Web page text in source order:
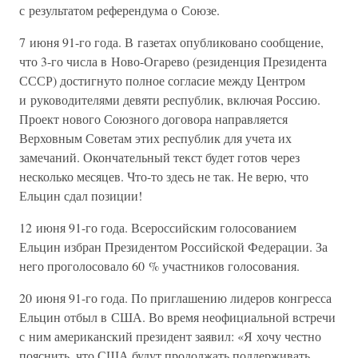
с результатом референдума о Союзе.
7 июня 91-го года. В газетах опубликовано сообщение,
что 3-го числа в Ново-Огарево (резиденция Президента
СССР) достигнуто полное согласие между Центром
и руководителями девяти республик, включая Россию.
Проект нового Союзного договора направляется
Верховным Советам этих республик для учета их
замечаний. Окончательный текст будет готов через
несколько месяцев. Что-то здесь не так. Не верю, что
Ельцин сдал позиции!
12 июня 91-го года. Всероссийским голосованием
Ельцин избран Президентом Российской Федерации. За
него проголосовало 60 % участников голосования.
20 июня 91-го года. По приглашению лидеров конгресса
Ельцин отбыл в США. Во время неофициальной встречи
с ним американский президент заявил: «Я хочу честно